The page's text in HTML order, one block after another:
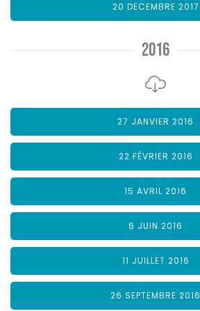
20 DECEMBRE 2017
2016
27 JANVIER 2016
22 FÉVRIER 2016
15 AVRIL 2016
6 JUIN 2016
11 JUILLET 2016
26 SEPTEMBRE 2016